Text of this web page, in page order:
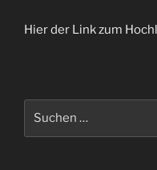
Hier der Link zum